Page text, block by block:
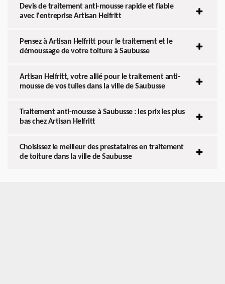
Devis de traitement anti-mousse rapide et fiable
avec l'entreprise Artisan Helfritt
Pensez à Artisan Helfritt pour le traitement et le
démoussage de votre toiture à Saubusse
Artisan Helfritt, votre allié pour le traitement anti-
mousse de vos tuiles dans la ville de Saubusse
Traitement anti-mousse à Saubusse : les prix les plus
bas chez Artisan Helfritt
Choisissez le meilleur des prestataires en traitement
de toiture dans la ville de Saubusse